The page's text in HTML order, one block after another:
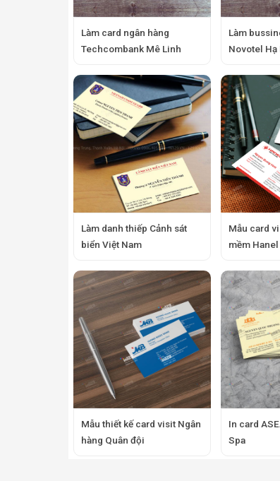
Làm card ngân hàng
Techcombank Mê Linh
Làm
Novotel Hạ
Làm danh thiếp Cảnh sát
biển Việt Nam
Mẫu card
mềm Hanel
Mẫu thiết kế card visit Ngân
hàng Quân đội
In card
Spa